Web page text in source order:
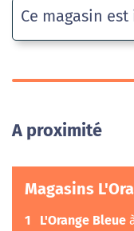
Ce magasin
A proximité
Magasins
1 L'Orange Bleue